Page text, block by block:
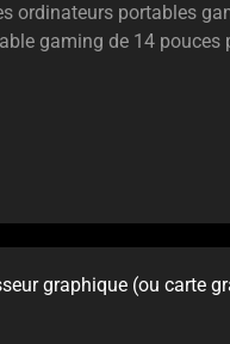
ordinateurs portables
gaming de 14 pouces
graphique (ou carte